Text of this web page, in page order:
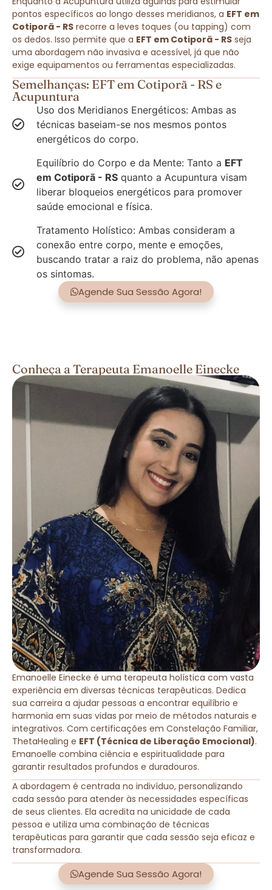
pontos específicos ao longo desses meridianos, a EFT em
Cotiporã - RS recorre a leves toques (ou tapping) com
os dedos. Isso permite que a EFT em Cotiporã - RS seja
uma abordagem não invasiva e acessível, já que não
exige equipamentos ou ferramentas especializadas.
Semelhanças: EFT em Cotiporã - RS e
Acupuntura
Uso dos Meridianos Energéticos: Ambas as
técnicas baseiam-se nos mesmos pontos
energéticos do corpo.
Equilíbrio do Corpo e da Mente: Tanto a EFT
em Cotiporã - RS quanto a Acupuntura visam
liberar bloqueios energéticos para promover
saúde emocional e física.
Tratamento Holístico: Ambas consideram a
conexão entre corpo, mente e emoções,
buscando tratar a raiz do problema, não apenas
os sintomas.
Agende Sua Sessão Agora!
Conheça a Terapeuta Emanoelle Einecke
Emanoelle Einecke é uma terapeuta holística com vasta
experiência em diversas técnicas terapêuticas. Dedica
sua carreira a ajudar pessoas a encontrar equilíbrio e
harmonia em suas vidas por meio de métodos naturais e
integrativos. Com certificações em Constelação Familiar,
ThetaHealing e EFT (Técnica de Liberação Emocional).
Emanoelle combina ciência e espiritualidade para
garantir resultados profundos e duradouros.
A abordagem é centrada no indivíduo, personalizando
cada sessão para atender às necessidades específicas
de seus clientes. Ela acredita na unicidade de cada
pessoa e utiliza uma combinação de técnicas
terapêuticas para garantir que cada sessão seja eficaz e
transformadora.
Agende Sua Sessão Agora!